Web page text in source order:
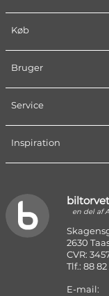
Køb
Bruger
Service
Inspiration
en del af
2630
CVR:
Tlf.: 88
E-mail: